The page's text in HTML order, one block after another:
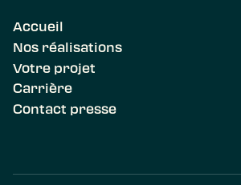
Accueil
Nos réalisations
Votre projet
Carrière
Contact presse